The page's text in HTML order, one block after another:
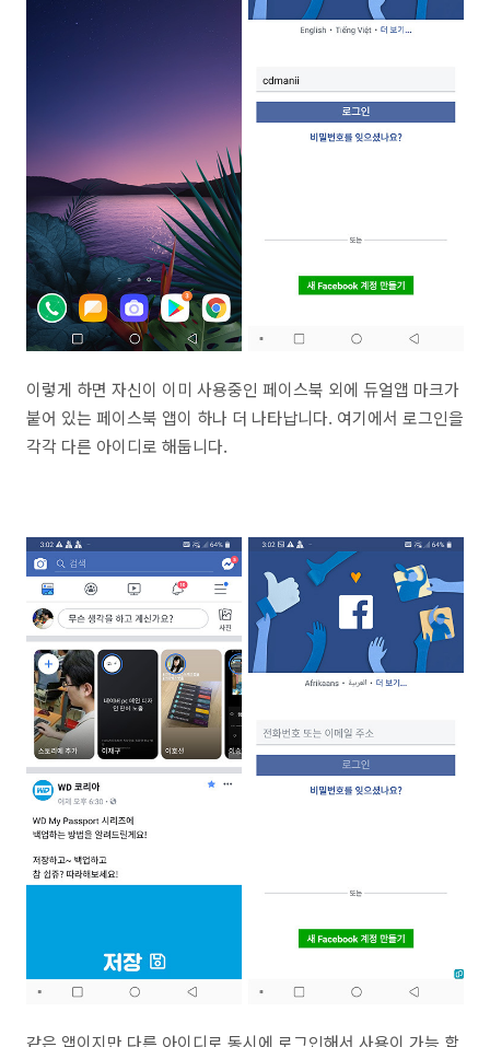
이렇게 하면 자신이 이미 사용중인 페이스북 외에 듀얼앱 마크가
붙어 있는 페이스북 앱이 하나 더 나타납니다. 여기에서 로그인을
각각 다른 아이디로 해둡니다.
같은 앱이지만 다른 아이디로 동시에 로그인해서 사용이 가능 합